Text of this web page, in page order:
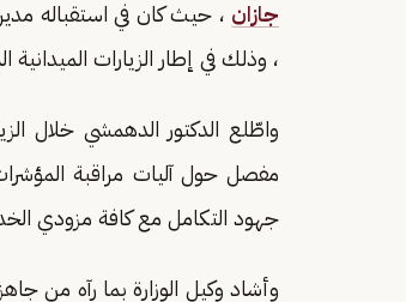
جازان ، حيث كان في استقباله
، وذلك في إطار الزيارات
واطّلع الدكتور الدهمشي خلال
مفصل حول آليات مراقبة
جهود التكامل مع كافة مزودي
وأشاد وكيل الوزارة بما رآه من